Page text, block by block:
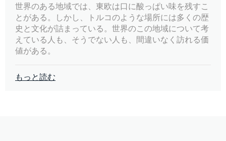
世界のある地域では、東欧は口に酸っぱい味を残すこ
とがある。しかし、トルコのような場所には多くの歴
史と文化が詰まっている。世界のこの地域について考
えている人も、そうでない人も、間違いなく訪れる価
値がある。
もっと読む